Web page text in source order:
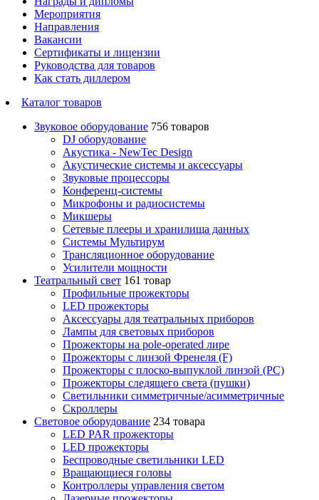
Мероприятия
Направления
Вакансии
Сертификаты и лицензии
Руководства для товаров
Как стать диллером
Каталог товаров
Звуковое оборудование 756 товаров
DJ оборудование
Акустика - NewTec Design
Акустические системы и аксессуары
Звуковые процессоры
Конференц-системы
Микрофоны и радиосистемы
Микшеры
Сетевые плееры и хранилища данных
Системы Мультирум
Трансляционное оборудование
Усилители мощности
Театральный свет 161 товар
Профильные прожекторы
LED прожекторы
Аксессуары для театральных приборов
Лампы для световых приборов
Прожекторы на pole-operated лире
Прожекторы с линзой Френеля (F)
Прожекторы с плоско-выпуклой линзой (PC)
Прожекторы следящего света (пушки)
Светильники симметричные/асимметричные
Скроллеры
Световое оборудование 234 товара
LED PAR прожекторы
LED прожекторы
Беспроводные светильники LED
Вращающиеся головы
Контроллеры управления светом